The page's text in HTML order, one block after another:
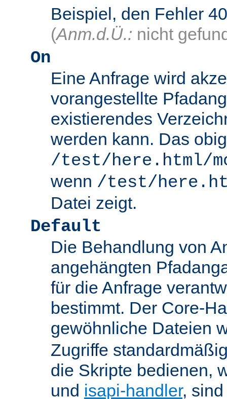
Beispiel, den Fehler
(Anm.d.Ü.: nicht
On
Eine Anfrage wird
vorangestellte
existierendes
werden kann. Das
/test/here.html/
wenn /test/
Datei zeigt.
Default
Die Behandlung von
angehängten
für die Anfrage
bestimmt. Der Core-
gewöhnliche Dateien
Zugriffe
die Skripte bedienen,
und isapi-handler,